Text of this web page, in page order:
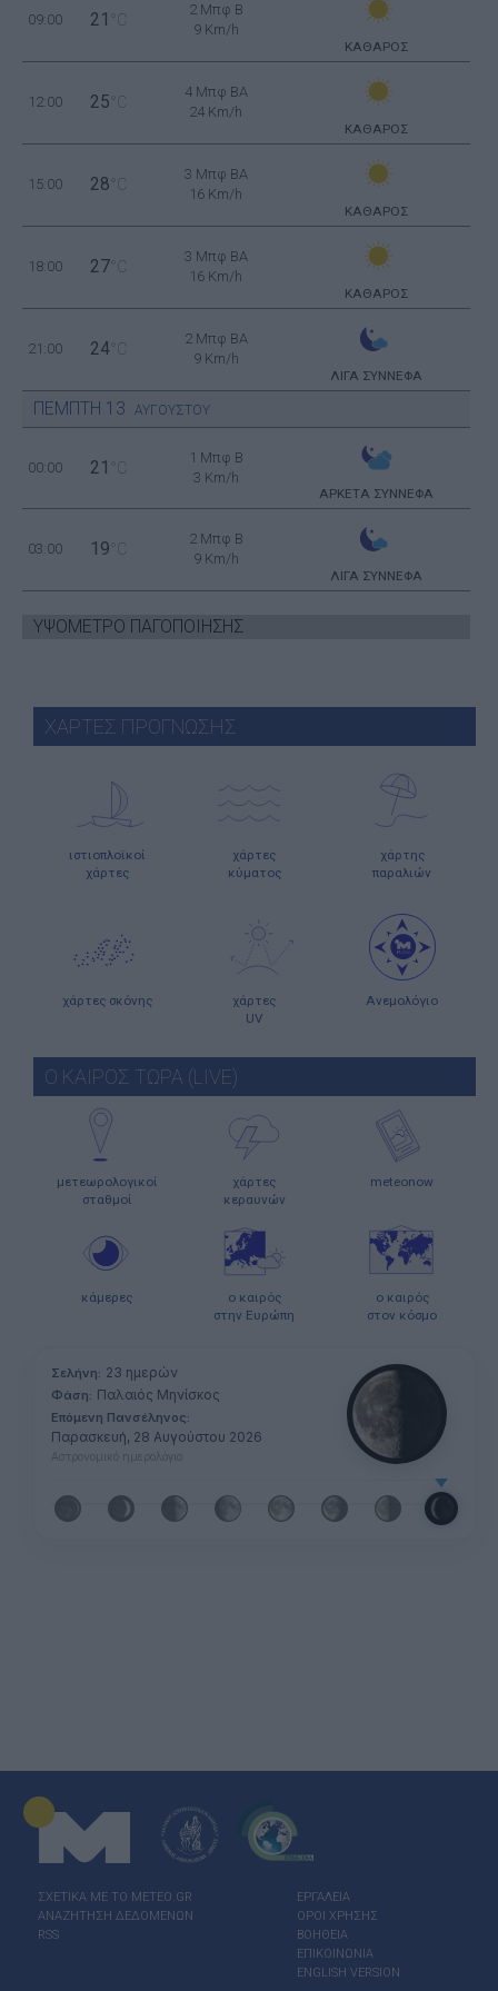
09:00 21 °C
2 Μπφ B
9 Km/h
ΚΑΘΑΡΟΣ
12:00 25 °C
4 Μπφ BA
24 Km/h
ΚΑΘΑΡΟΣ
15:00 28 °C
3 Μπφ BA
16 Km/h
ΚΑΘΑΡΟΣ
18:00 27 °C
3 Μπφ BA
16 Km/h
ΚΑΘΑΡΟΣ
21:00 24 °C
2 Μπφ BA
9 Km/h
ΛΙΓΑ ΣΥΝΝΕΦΑ
ΠΕΜΠΤΗ 13 ΑΥΓΟΥΣΤΟΥ
00:00 21 °C
1 Μπφ B
3 Km/h
ΑΡΚΕΤΑ ΣΥΝΝΕΦΑ
03:00 19 °C
2 Μπφ B
9 Km/h
ΛΙΓΑ ΣΥΝΝΕΦΑ
ΥΨΟΜΕΤΡΟ ΠΑΓΟΠΟΙΗΣΗΣ
ΧΑΡΤΕΣ ΠΡΟΓΝΩΣΗΣ
ιστιοπλοϊκοί
χάρτες
χάρτες
κύματος
χάρτης
παραλιών
χάρτες σκόνης
χάρτες
UV
Ανεμολόγιο
Ο ΚΑΙΡΟΣ ΤΩΡΑ (LIVE)
μετεωρολογικοί
σταθμοί
χάρτες
κεραυνών
meteonow
κάμερες
ο καιρός
στην Ευρώπη
ο καιρός
στον κόσμο
Σελήνη: 23 ημερών
Φάση: Παλαιός Μηνίσκος
Επόμενη Πανσέληνος:
Παρασκευή, 28 Αυγούστου 2026
Αστρονομικό ημερολόγιο
ΣΧΕΤΙΚΑ ΜΕ ΤΟ ΜΕΤΕΟ.GR
ΑΝΑΖΗΤΗΣΗ ΔΕΔΟΜΕΝΩΝ
RSS
ΕΡΓΑΛΕΙΑ
ΟΡΟΙ ΧΡΗΣΗΣ
ΒΟΗΘΕΙΑ
ΕΠΙΚΟΙΝΩΝΙΑ
ENGLISH VERSION